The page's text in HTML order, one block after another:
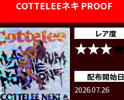
COTTELEEネキ PROOF
レア度
配布開始日
2026.07.26